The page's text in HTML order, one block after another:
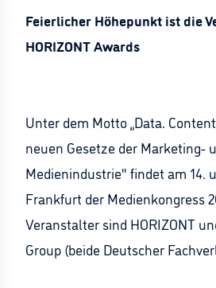
Feierlicher Höhepunkt ist die
HORIZONT Awards
Unter dem Motto „Data.
neuen Gesetze der Marketing-
Medienindustrie" findet am 14.
Frankfurt der Medienkongress
Veranstalter sind HORIZONT
Group (beide Deutscher